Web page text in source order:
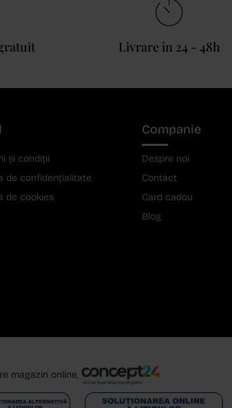
Livrare în 24 - 48h
și condiții
de confidențialitate
de cookies
Companie
Despre noi
Contact
Card cadou
Blog
magazin online,